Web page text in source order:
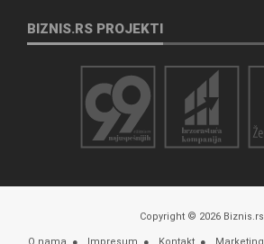
BIZNIS.RS PROJEKTI
Copyright © 2026 Biznis.rs
O nama Impresum Kontakt Marketing